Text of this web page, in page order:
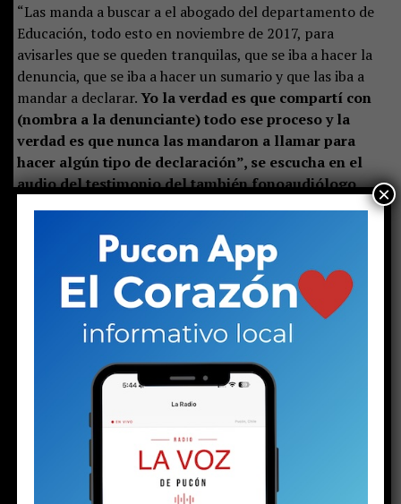
“Las manda a buscar a el abogado del departamento de
Educación, todo esto en noviembre de 2017, para
avisarles que se queden tranquilas, que se iba a hacer la
denuncia, que se iba a hacer un sumario y que las iba a
mandar a declarar.Yo la verdad es que compartí con
(nombra a la denunciante) todo ese proceso y la
verdad es que nunca las mandaron a llamar para
hacer algún tipo de declaración”, se escucha en el
audio del testimonio del también fonoaudiólogo,
La tesis de la defensa municipal
De acuerdo a las fuentes consultadas por La Voz…,
teoría de la defensa de la municipalidad apunta a
que no se está en presencia de un acoso sexual, sino
que de una amistad que se salió de los límites. Y que
incluso hay testigos, que no están aún (no los suben
instantáneamente) en los archivos de audio del
Poder Judicial,
que explican que existía una amistad
entre el supuesto acosador y la eventual víctima y que
×